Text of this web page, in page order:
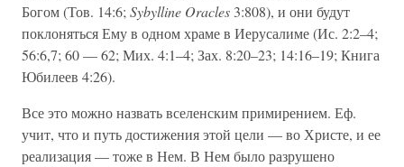
Богом (Тов. 14:6; Sybylline Oracles 3:808), и они будут
поклоняться Ему в одном храме в Иерусалиме (Ис. 2:2–4;
56:6,7; 60 — 62; Мих. 4:1–4; Зах. 8:20–23; 14:16–19; Книга
Юбилеев 4:26).
Все это можно назвать вселенским примирением. Еф.
учит, что и путь достижения этой цели — во Христе, и ее
реализация — тоже в Нем. В Нем было разрушено